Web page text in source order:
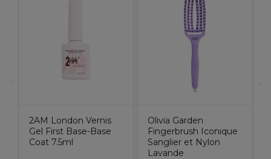
2AM London Vernis
Gel First Base-Base
Coat 7.5ml
Olivia Garden
Fingerbrush Iconique
Sanglier et Nylon
Lavande